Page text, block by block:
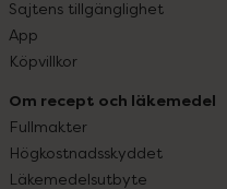
Sajtens tillgänglighet
App
Köpvillkor
Om recept och läkemedel
Fullmakter
Högkostnadsskyddet
Läkemedelsutbyte